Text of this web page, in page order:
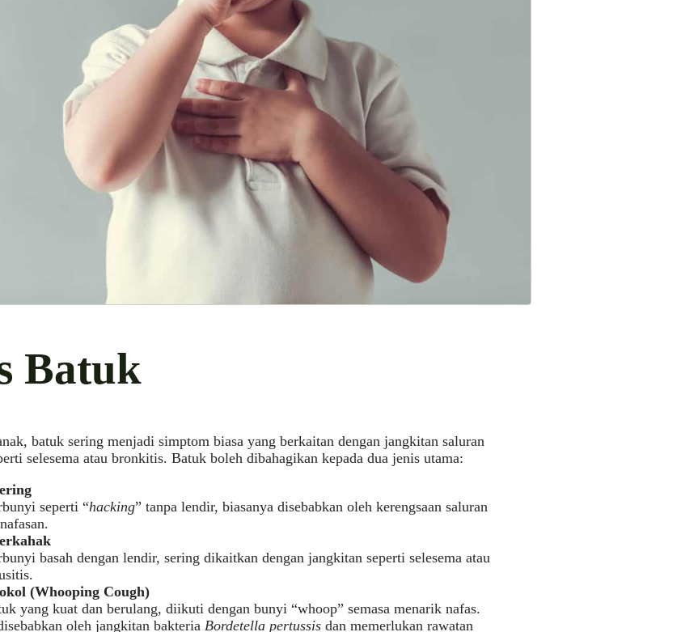
Batuk
batuk sering menjadi simptom biasa yang berkaitan dengan jangkitan saluran
selesema atau bronkitis. Batuk boleh dibahagikan kepada dua jenis utama:
seperti “hacking” tanpa lendir, biasanya disebabkan oleh kerengsaan saluran
basah dengan lendir, sering dikaitkan dengan jangkitan seperti selesema atau
(Whooping Cough)
yang kuat dan berulang, diikuti dengan bunyi “whoop” semasa menarik nafas.
oleh jangkitan bakteria Bordetella pertussisdan memerlukan rawatan